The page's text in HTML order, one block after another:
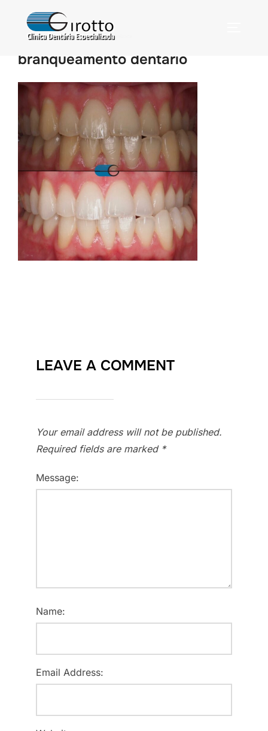
branqueamento dentário
LEAVE A COMMENT
Your email address will not be published.
Required fields are marked *
Message:
Name:
Email Address: